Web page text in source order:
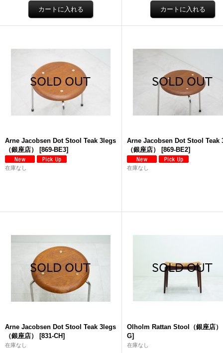
Arne Jacobsen Dot Stool Teak 3legs
（銀座店）
[869-BE3]
在庫なし
Arne Jacobsen Dot Stool Teak
（銀座店）
[869-BE2]
在庫なし
Arne Jacobsen Dot Stool Teak 3legs
（銀座店）
[831-CH]
在庫なし
Olholm Rattan Stool（銀座店）
G]
在庫なし